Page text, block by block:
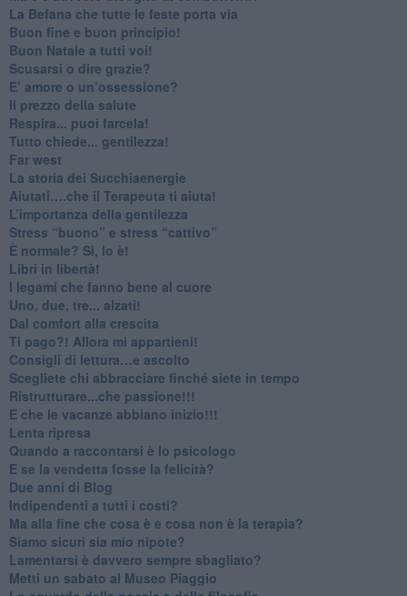
​La Befana che tutte le feste porta via
Buon fine e buon principio!
​Buon Natale a tutti voi!
​Scusarsi o dire grazie?
​E’ amore o un’ossessione?
​Il prezzo della salute
​Respira... puoi farcela!
​Tutto chiede... gentilezza!
​Far west
​La storia dei Succhiaenergie
​Aiutati….che il Terapeuta ti aiuta!
​L’importanza della gentilezza
​Stress “buono” e stress “cattivo”
​È normale? Sì, lo è!
​Libri in libertà!
​I legami che fanno bene al cuore
Uno, due, tre... alzati!​
​Dal comfort alla crescita
​Ti pago?! Allora mi appartieni!​
​Consigli di lettura…e ascolto
​Scegliete chi abbracciare finché siete in tempo
​Ristrutturare...che passione!!!
​E che le vacanze abbiano inizio!!!
​Lenta ripresa
​Quando a raccontarsi è lo psicologo
​E se la vendetta fosse la felicità?
​Due anni di Blog
​Indipendenti a tutti i costi?
​Ma alla fine che cosa è e cosa non è la terapia?
​Siamo sicuri sia mio nipote?
​Lamentarsi è davvero sempre sbagliato?
​Metti un sabato al Museo Piaggio